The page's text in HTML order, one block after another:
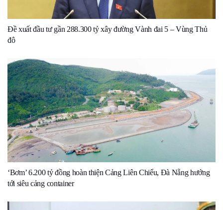
Đề xuất đầu tư gần 288.300 tỷ xây đường Vành đai 5 – Vùng Thủ
đô
‘Bơm’ 6.200 tỷ đồng hoàn thiện Cảng Liên Chiểu, Đà Nẵng hướng
tới siêu cảng container